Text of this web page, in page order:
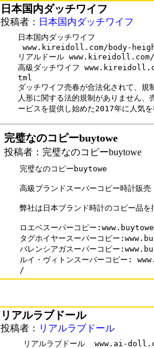
日本国内ダッチワイフ
投稿者： 日本国内ダッチワイフ
日本国内ダッチワイフ
www.kireidoll.com/body-
リアルドール
高級ダッチワイフ
tml
ダッチワイフ売春が合法化されて、規
人形に関する法的規制がありません、
ービスを提供し始めた2017年に人気
完璧なのコピーbuytowe
投稿者：完璧なのコピーbuytowe
完璧なのコピーbuytowe
高級ブランドスーパーコピー時計販売
弊社は日本ブランド時計のコピー品を
ロエベスーパーコピー
タグホイヤースーパーコピー
バレンシアガスーパーコピー
ルイ・ヴィトンスーパーコピー:
/
リアルラブドール
投稿者： リアルラブドール
リアルラブドール  www.ai-